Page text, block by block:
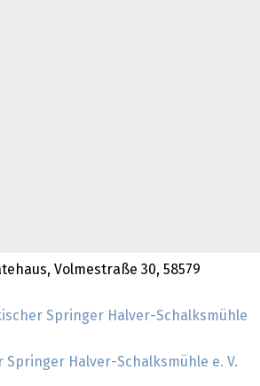
Volmestraße 30, 58579
Springer Halver-Schalksmühle
Springer Halver-Schalksmühle e. V.